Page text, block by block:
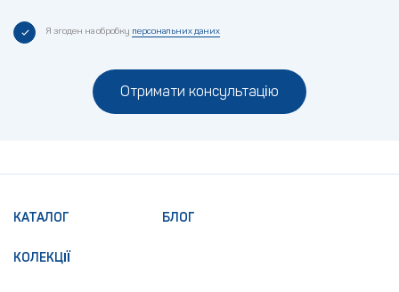
Я згоден на обробку персональних даних
Отримати консультацію
КАТАЛОГ
КОЛЕКЦІЇ
БЛОГ